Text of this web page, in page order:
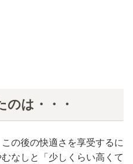
のは・・・
の後の快適さを享受するに
なしと「少しくらい高くて